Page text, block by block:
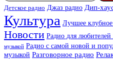
Детское радио Джаз радио Дип-
Культура Лучшее
Новости Радио для
музыкой Радио с самой новой и
музыкой Разговорное радио